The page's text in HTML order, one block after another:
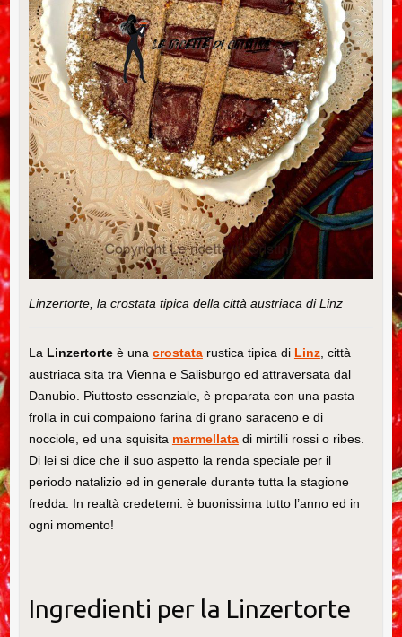
Linzertorte, la crostata tipica della città austriaca di Linz
La Linzertorteè una crostatarustica tipica di Linz, città
austriaca sita tra Vienna e Salisburgo ed attraversata dal
Danubio. Piuttosto essenziale, è preparata con una pasta
frolla in cui compaiono farina di grano saraceno e di
nocciole, ed una squisita marmellatadi mirtilli rossi o ribes.
Di lei si dice che il suo aspetto la renda speciale per il
periodo natalizio ed in generale durante tutta la stagione
fredda. In realtà credetemi: è buonissima tutto l’anno ed in
ogni momento!
Ingredienti per la Linzertorte